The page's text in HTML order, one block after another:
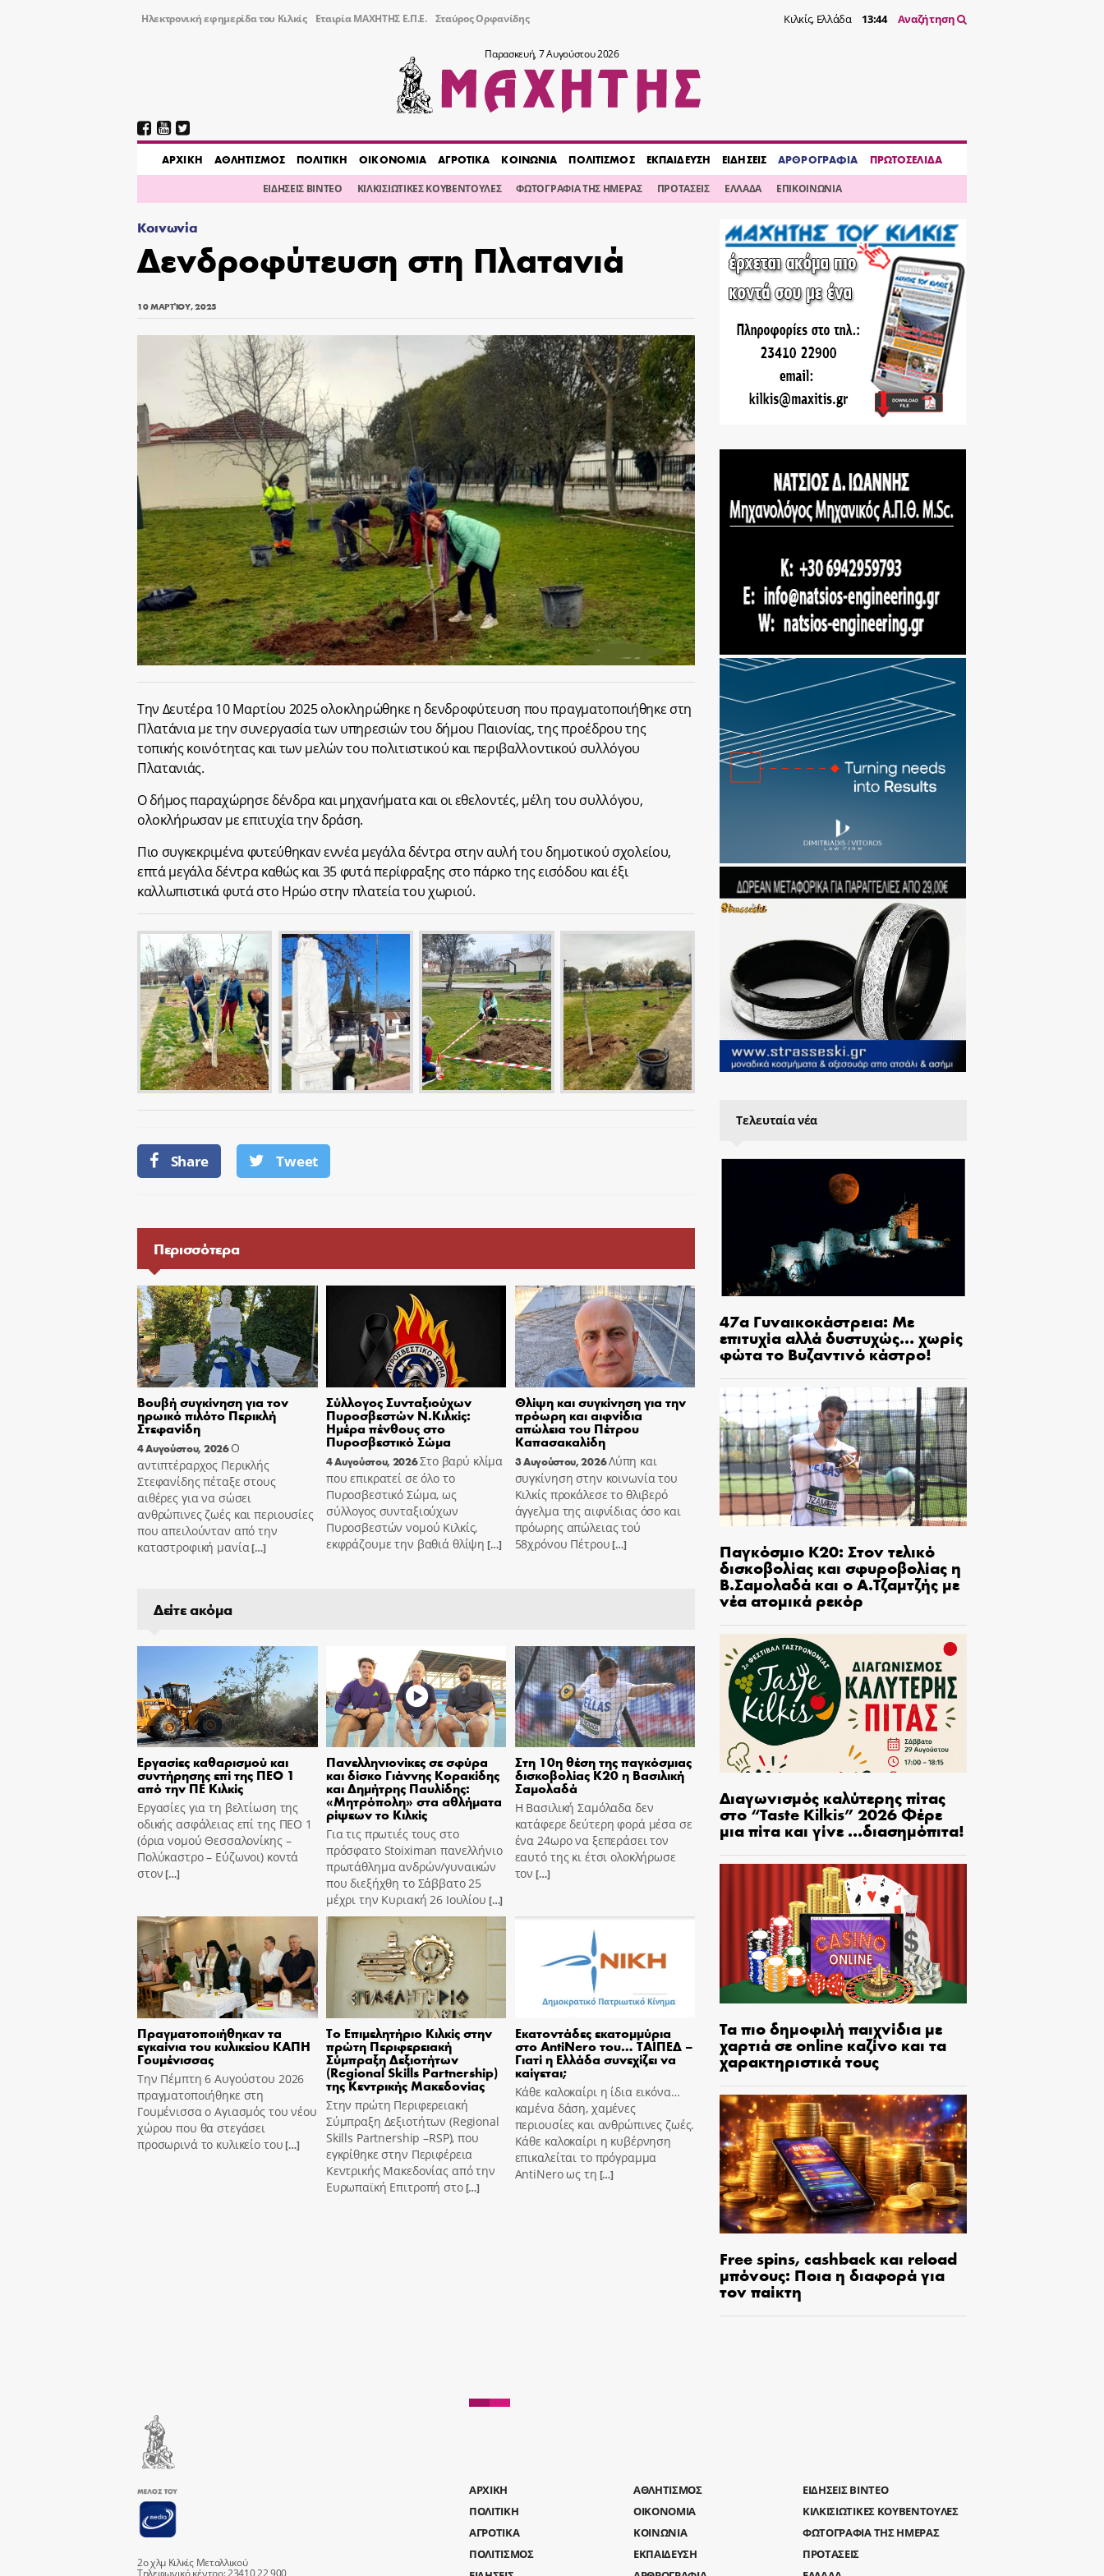
Ηλεκτρονική εφημερίδα του Κιλκίς Εταιρία ΜΑΧΗΤΗΣ Ε.Π.Ε. Σταύρος Ορφανίδης Κιλκίς, Ελλάδα 13:44 Αναζήτηση
Παρασκευή, 7 Αυγούστου 2026
AΡΧΙΚΗ ΑΘΛΗΤΙΣΜΟΣ ΠΟΛΙΤΙΚΗ ΟΙΚΟΝΟΜΙΑ ΑΓΡΟΤΙΚΑ ΚΟΙΝΩΝΙΑ ΠΟΛΙΤΙΣΜΟΣ ΕΚΠΑΙΔΕΥΣΗ ΕΙΔΗΣΕΙΣ ΑΡΘΡΟΓΡΑΦΙΑ ΠΡΩΤΟΣΕΛΙΔΑ
ΕΙΔΗΣΕΙΣ ΒΙΝΤΕΟ ΚΙΛΚΙΣΙΩΤΙΚΕΣ ΚΟΥΒΕΝΤΟΥΛΕΣ ΦΩΤΟΓΡΑΦΙΑ ΤΗΣ ΗΜΕΡΑΣ ΠΡΟΤΑΣΕΙΣ ΕΛΛΑΔΑ ΕΠΙΚΟΙΝΩΝΙΑ
Κοινωνία
Δενδροφύτευση στη Πλατανιά
10 ΜΑΡΤΊΟΥ, 2025
Την Δευτέρα 10 Μαρτίου 2025 ολοκληρώθηκε η δενδροφύτευση που πραγματοποιήθηκε στη
Πλατάνια με την συνεργασία των υπηρεσιών του δήμου Παιονίας, της προέδρου της
τοπικής κοινότητας και των μελών του πολιτιστικού και περιβαλλοντικού συλλόγου
Πλατανιάς.
Ο δήμος παραχώρησε δένδρα και μηχανήματα και οι εθελοντές, μέλη του συλλόγου,
ολοκλήρωσαν με επιτυχία την δράση.
Πιο συγκεκριμένα φυτεύθηκαν εννέα μεγάλα δέντρα στην αυλή του δημοτικού σχολείου,
επτά μεγάλα δέντρα καθώς και 35 φυτά περίφραξης στο πάρκο της εισόδου και έξι
καλλωπιστικά φυτά στο Ηρώο στην πλατεία του χωριού.
Share Tweet
Περισσότερα
Βουβή συγκίνηση για τον
ηρωικό πιλότο Περικλή
Στεφανίδη
4 Αυγούστου, 2026Ο
αντιπτέραρχος Περικλής
Στεφανίδης πέταξε στους
αιθέρες για να σώσει
ανθρώπινες ζωές και περιουσίες
που απειλούνταν από την
καταστροφική μανία[…]
Σύλλογος Συνταξιούχων
Πυροσβεστών Ν.Κιλκίς:
Ημέρα πένθους στο
Πυροσβεστικό Σώμα
4 Αυγούστου, 2026Στο βαρύ κλίμα
που επικρατεί σε όλο το
Πυροσβεστικό Σώμα, ως
σύλλογος συνταξιούχων
Πυροσβεστών νομού Κιλκίς,
εκφράζουμε την βαθιά θλίψη […]
Θλίψη και συγκίνηση για την
πρόωρη και αιφνίδια
απώλεια του Πέτρου
Καπασακαλίδη
3 Αυγούστου, 2026Λύπη και
συγκίνηση στην κοινωνία του
Κιλκίς προκάλεσε το θλιβερό
άγγελμα της αιφνίδιας όσο και
πρόωρης απώλειας τού
58χρόνου Πέτρου[…]
Δείτε ακόμα
Εργασίες καθαρισμού και
συντήρησης επί της ΠΕΟ 1
από την ΠΕ Κιλκίς
Εργασίες για τη βελτίωση της
οδικής ασφάλειας επί της ΠΕΟ 1
(όρια νομού Θεσσαλονίκης –
Πολύκαστρο – Εύζωνοι) κοντά
στον[…]
Πανελληνιονίκες σε σφύρα
και δίσκο Γιάννης Κορακίδης
και Δημήτρης Παυλίδης:
«Μητρόπολη» στα αθλήματα
ρίψεων το Κιλκίς
Για τις πρωτιές τους στο
πρόσφατο Stoiximan πανελλήνιο
πρωτάθλημα ανδρών/γυναικών
που διεξήχθη το Σάββατο 25
μέχρι την Κυριακή 26 Ιουλίου […]
Στη 10η θέση της παγκόσμιας
δισκοβολίας Κ20 η Βασιλική
Σαμολαδά
Η Βασιλική Σαμόλαδα δεν
κατάφερε δεύτερη φορά μέσα σε
ένα 24ωρο να ξεπεράσει τον
εαυτό της κι έτσι ολοκλήρωσε
τον […]
Πραγματοποιήθηκαν τα
εγκαίνια του κυλικείου ΚΑΠΗ
Γουμένισσας
Την Πέμπτη 6 Αυγούστου 2026
πραγματοποιήθηκε στη
Γουμένισσα ο Αγιασμός του νέου
χώρου που θα στεγάσει
προσωρινά το κυλικείο του[…]
Το Επιμελητήριο Κιλκίς στην
πρώτη Περιφερειακή
Σύμπραξη Δεξιοτήτων
(Regional Skills Partnership)
της Κεντρικής Μακεδονίας
Στην πρώτη Περιφερειακή
Σύμπραξη Δεξιοτήτων (Regional
Skills Partnership –RSP), που
εγκρίθηκε στην Περιφέρεια
Κεντρικής Μακεδονίας από την
Ευρωπαϊκή Επιτροπή στο[…]
Εκατοντάδες εκατομμύρια
στο AntiNero του… ΤΑΙΠΕΔ –
Γιατί η Ελλάδα συνεχίζει να
καίγεται;
Κάθε καλοκαίρι η ίδια εικόνα…
καμένα δάση, χαμένες
περιουσίες και ανθρώπινες ζωές.
Κάθε καλοκαίρι η κυβέρνηση
επικαλείται το πρόγραμμα
AntiNero ως τη […]
Τελευταία νέα
47α Γυναικοκάστρεια: Με
επιτυχία αλλά δυστυχώς… χωρίς
φώτα το Βυζαντινό κάστρο!
Παγκόσμιο Κ20: Στον τελικό
δισκοβολίας και σφυροβολίας η
Β.Σαμολαδά και ο Α.Τζαμτζής με
νέα ατομικά ρεκόρ
Διαγωνισμός καλύτερης πίτας
στο “Taste Kilkis” 2026 Φέρε
μια πίτα και γίνε …διασημόπιτα!
Τα πιο δημοφιλή παιχνίδια με
χαρτιά σε online καζίνο και τα
χαρακτηριστικά τους
Free spins, cashback και reload
μπόνους: Ποια η διαφορά για
τον παίκτη
2ο χλμ Κιλκίς Μεταλλικού
Τηλεφωνικό κέντρο: 23410 22 900
AΡΧΙΚΗ
ΑΘΛΗΤΙΣΜΟΣ
ΠΟΛΙΤΙΚΗ
ΟΙΚΟΝΟΜΙΑ
ΑΓΡΟΤΙΚΑ
ΚΟΙΝΩΝΙΑ
ΠΟΛΙΤΙΣΜΟΣ
ΕΚΠΑΙΔΕΥΣΗ
ΕΙΔΗΣΕΙΣ ΒΙΝΤΕΟ
ΚΙΛΚΙΣΙΩΤΙΚΕΣ ΚΟΥΒΕΝΤΟΥΛΕΣ
ΦΩΤΟΓΡΑΦΙΑ ΤΗΣ ΗΜΕΡΑΣ
ΠΡΟΤΑΣΕΙΣ